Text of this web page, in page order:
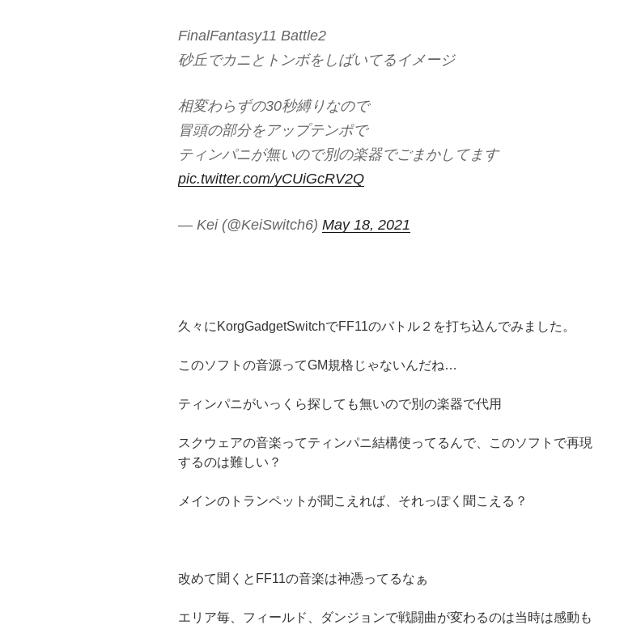
FinalFantasy11 Battle2
砂丘でカニとトンボをしばいてるイメージ
相変わらずの30秒縛りなので
冒頭の部分をアップテンポで
ティンパニが無いので別の楽器でごまかしてます
pic.twitter.com/yCUiGcRV2Q
— Kei (@KeiSwitch6) May 18, 2021
久々にKorgGadgetSwitchでFF11のバトル２を打ち込んでみました。
このソフトの音源ってGM規格じゃないんだね…
ティンパニがいっくら探しても無いので別の楽器で代用
スクウェアの音楽ってティンパニ結構使ってるんで、このソフトで再現
するのは難しい？
メインのトランペットが聞こえれば、それっぽく聞こえる？
改めて聞くとFF11の音楽は神憑ってるなぁ
エリア毎、フィールド、ダンジョンで戦闘曲が変わるのは当時は感動も